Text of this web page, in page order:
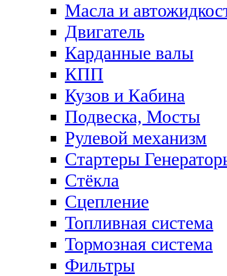
Масла и
Двигатель
Карданные валы
КПП
Кузов и Кабина
Подвеска, Мосты
Рулевой механизм
Стартеры
Стёкла
Сцепление
Топливная система
Тормозная система
Фильтры